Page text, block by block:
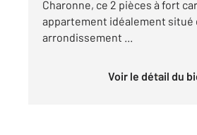
Charonne, ce 2 pièces à fort
appartement idéalement situé
arrondissement ...
Voir le détail du